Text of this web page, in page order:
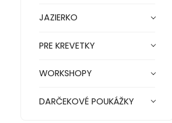
JAZIERKO
PRE KREVETKY
WORKSHOPY
DARČEKOVÉ POUKÁŽKY